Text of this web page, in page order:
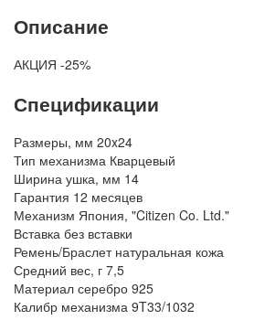
Описание
АКЦИЯ -25%
Спецификации
Размеры, мм 20x24
Тип механизма Кварцевый
Ширина ушка, мм 14
Гарантия 12 месяцев
Механизм Япония, "Citizen Co. Ltd."
Вставка без вставки
Ремень/Браслет натуральная кожа
Средний вес, г 7,5
Материал серебро 925
Калибр механизма 9T33/1032